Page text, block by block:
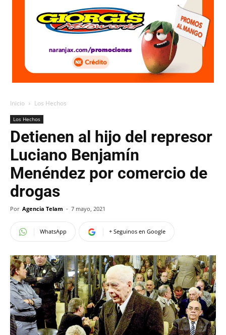
Inicio Los Hechos
Los Hechos
Detienen al hijo del represor
Luciano Benjamín
Menéndez por comercio de
drogas
Por Agencia Telam - 7 mayo, 2021
WhatsApp + Seguinos en Google